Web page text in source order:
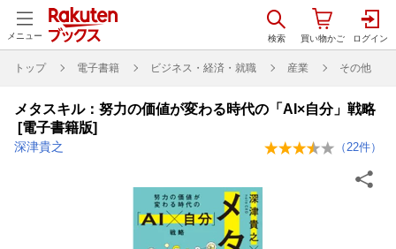
メニュー
トップ 電子書籍 ビジネス・経済・就職 産業 その他
メタスキル：努力の価値が変わる時代の「AI×自分」戦略
[電子書籍版]
深津貴之 （22件）